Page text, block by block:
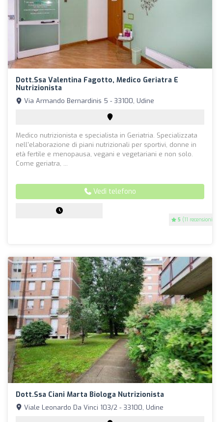
Dott.ssa Valentina Fagotto, Medico Geriatra E
Nutrizionista
5 (11 recensioni)
Via Armando Bernardinis 5 - 33100, Udine
Medico nutrizionista e specialista in Geriatria. Specializzata
nell'elaborazione di piani nutrizionali per sportivi, donne in
età fertile e menopausa, vegani e vegetariani e non solo.
Come geriatra, ...
Vedi telefono
Dott.ssa Ciani Marta Biologa Nutrizionista
Viale Leonardo Da Vinci 103/2 - 33100, Udine